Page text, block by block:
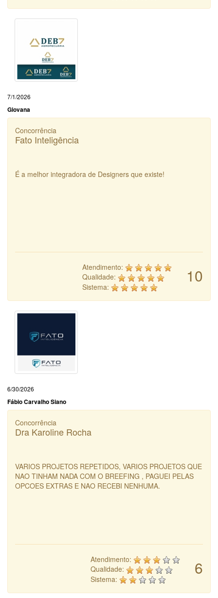
7/1/2026
Giovana
Concorrência
Fato Inteligência
É a melhor integradora de Designers que existe!
10
Atendimento:
Qualidade:
Sistema:
6/30/2026
Fábio Carvalho Siano
Concorrência
Dra Karoline Rocha
VARIOS PROJETOS REPETIDOS, VARIOS PROJETOS QUE
NAO TINHAM NADA COM O BREEFING , PAGUEI PELAS
OPCOES EXTRAS E NAO RECEBI NENHUMA.
6
Atendimento:
Qualidade:
Sistema: